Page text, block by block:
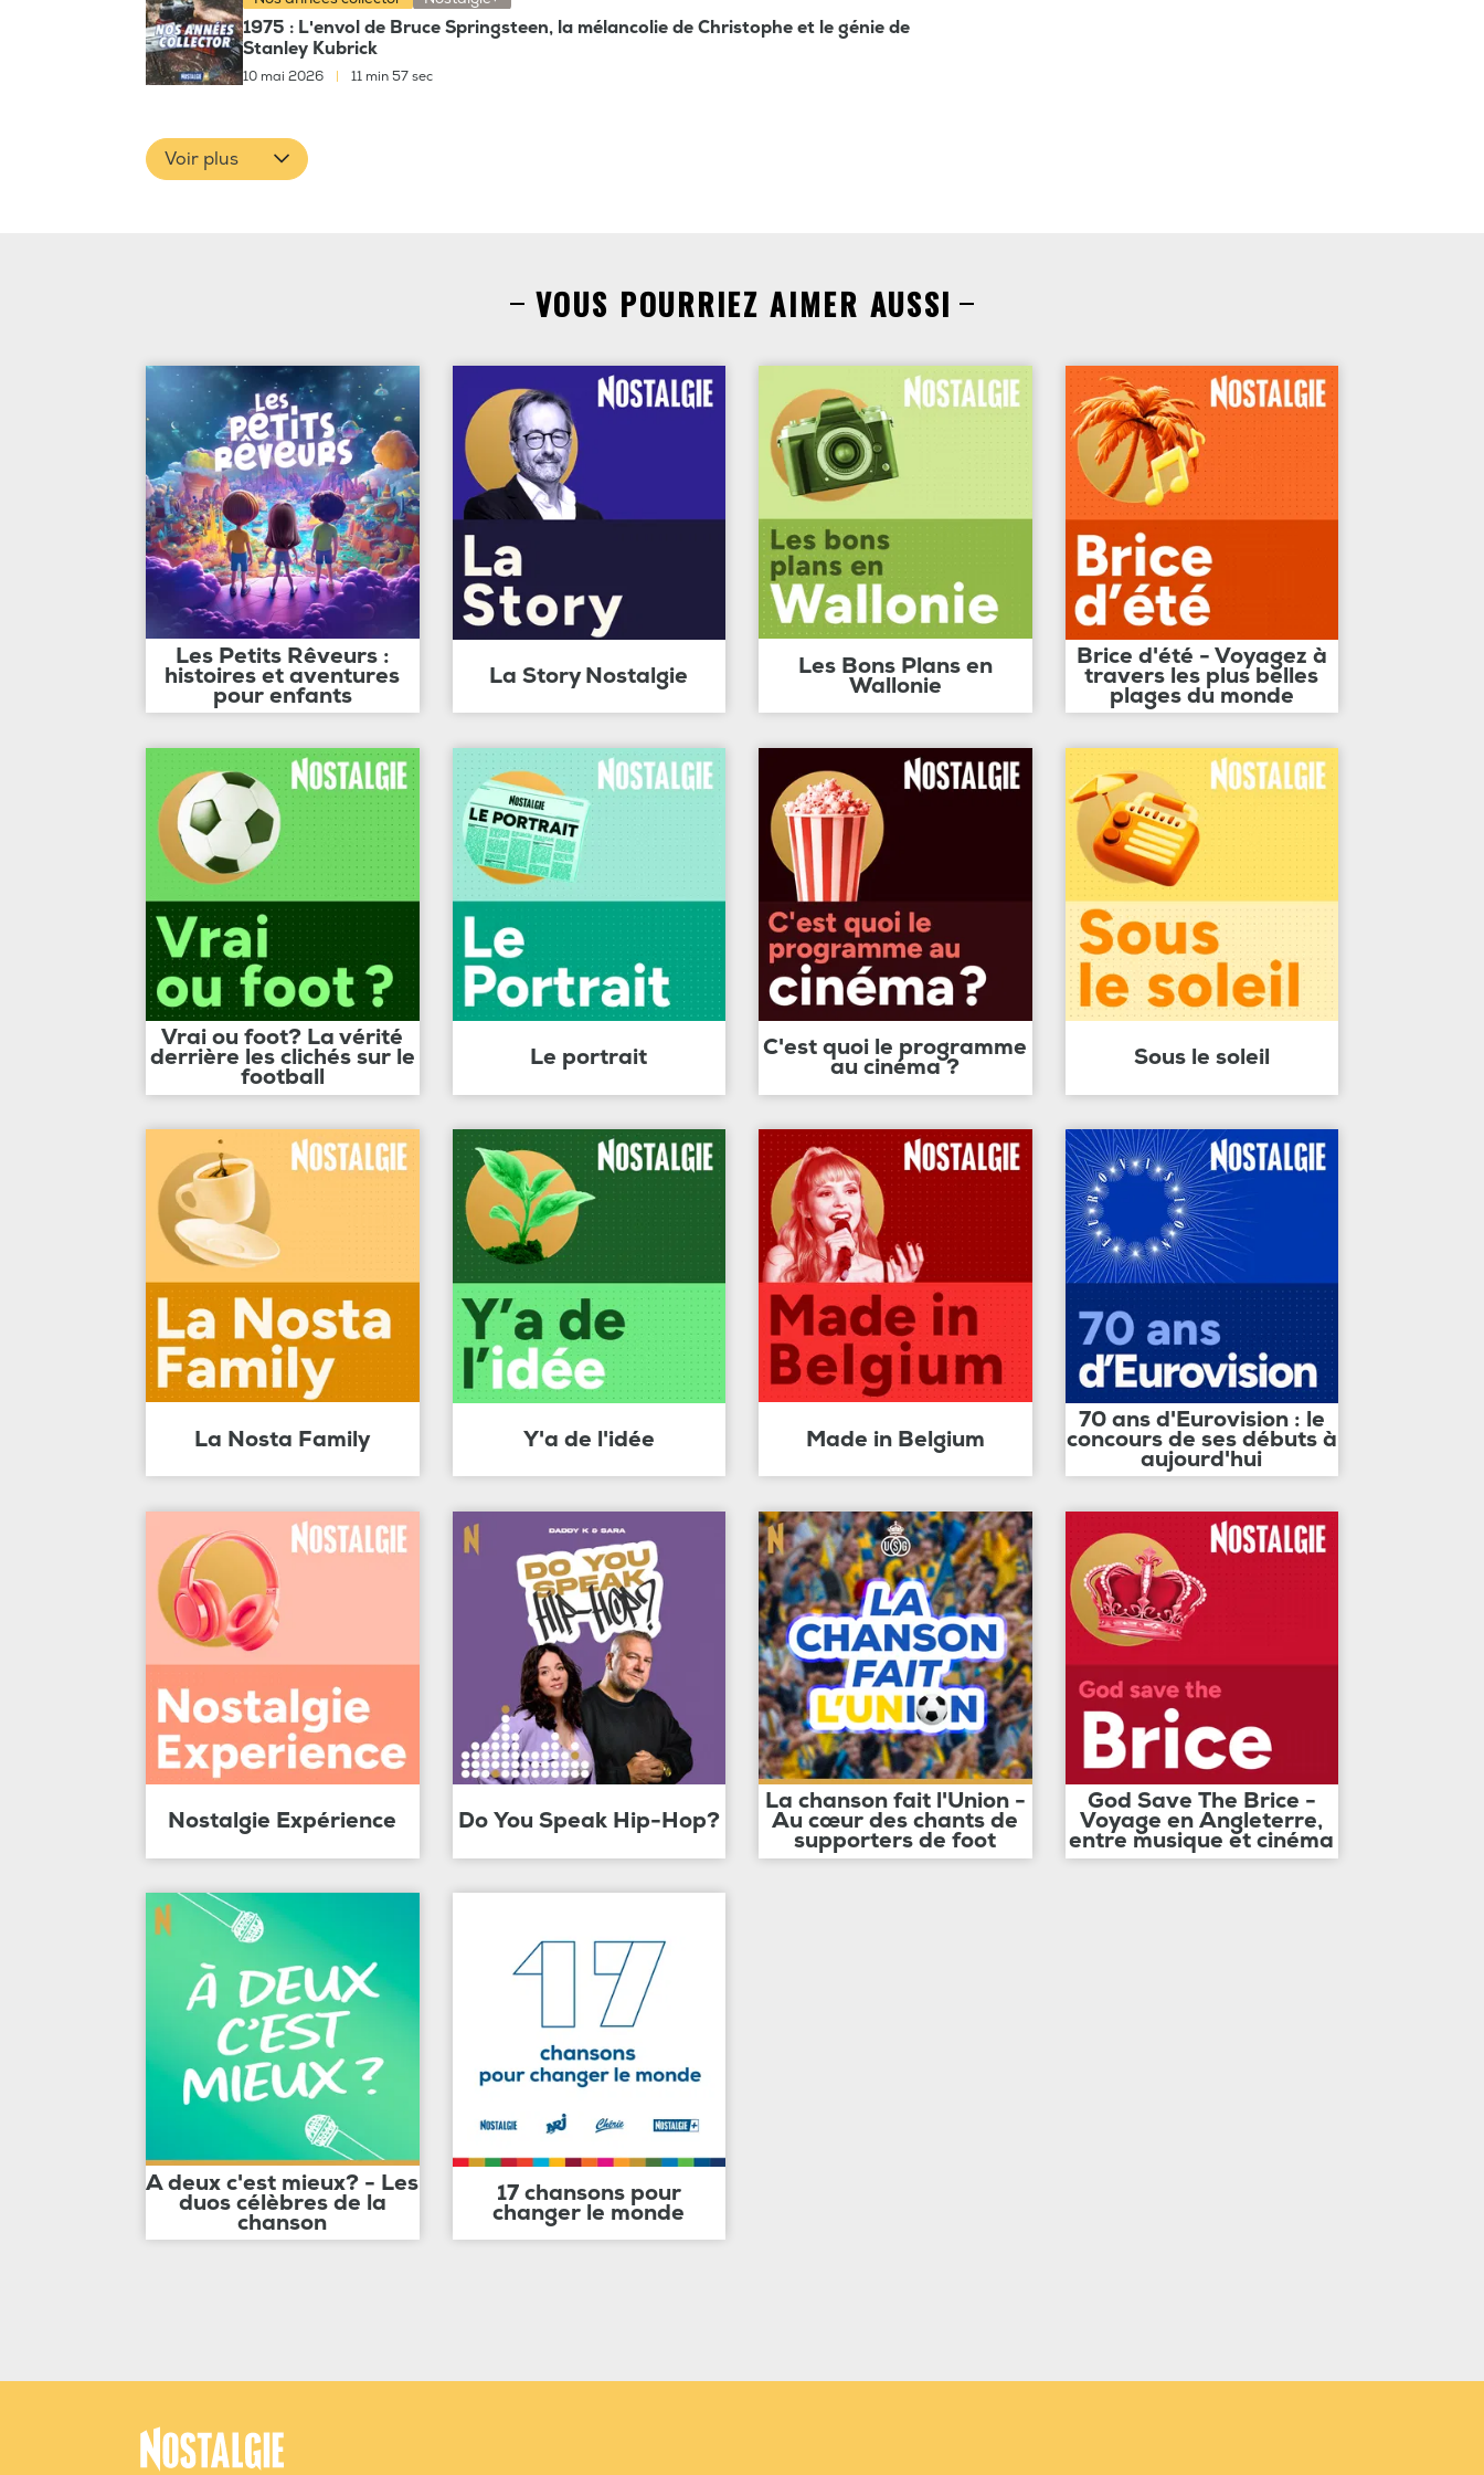
1975 : L'envol de Bruce Springsteen, la mélancolie de Christophe et le génie de
Stanley Kubrick
10 mai 2026 11 min 57 sec
Voir plus
VOUS POURRIEZ AIMER AUSSI
Les Petits Rêveurs :
histoires et aventures
pour enfants
La Story Nostalgie Les Bons Plans en
Wallonie
Brice d'été - Voyagez à
travers les plus belles
plages du monde
Vrai ou foot? La vérité
derrière les clichés sur le
football
Le portrait C'est quoi le programme
au cinéma ? Sous le soleil
La Nosta Family Y'a de l'idée Made in Belgium
70 ans d'Eurovision : le
concours de ses débuts à
aujourd'hui
Nostalgie Expérience Do You Speak Hip-Hop?
La chanson fait l'Union -
Au cœur des chants de
supporters de foot
God Save The Brice -
Voyage en Angleterre,
entre musique et cinéma
A deux c'est mieux? - Les
duos célèbres de la
chanson
17 chansons pour
changer le monde